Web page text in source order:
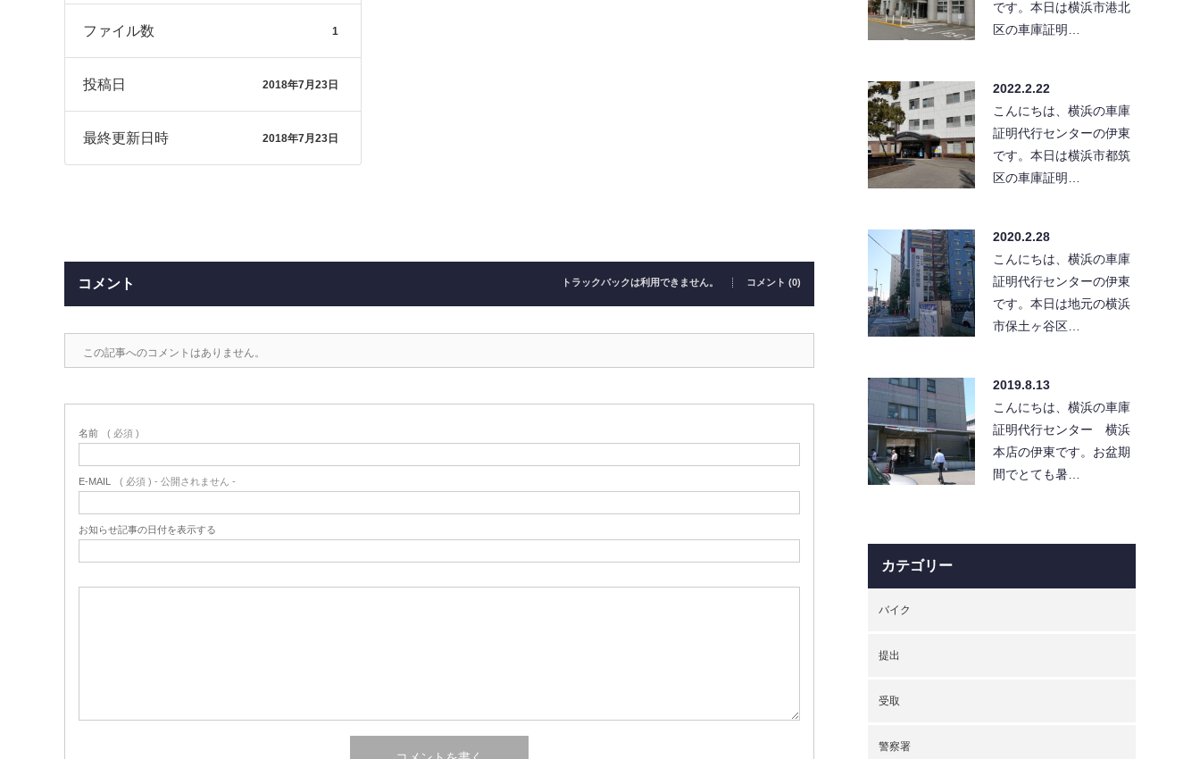
ファイル数 1
投稿日 2018年7月23日
最終更新日時 2018年7月23日
コメント トラックバックは利用できません。 コメント (0)
この記事へのコメントはありません。
名前 ( 必須 )
E-MAIL ( 必須 ) - 公開されません -
お知らせ記事の日付を表示する
です。本日は横浜市港北
区の車庫証明…
2022.2.22
こんにちは、横浜の車庫
証明代行センターの伊東
です。本日は横浜市都筑
区の車庫証明…
2020.2.28
こんにちは、横浜の車庫
証明代行センターの伊東
です。本日は地元の横浜
市保土ヶ谷区…
2019.8.13
こんにちは、横浜の車庫
証明代行センター 横浜
本店の伊東です。お盆期
間でとても暑…
カテゴリー
バイク
提出
受取
警察署